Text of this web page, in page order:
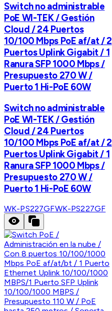
Switch no administrable
PoE WI-TEK / Gestión
Cloud / 24 Puertos
10/100 Mbps PoE af/at / 2
Puertos Uplink Gigabit / 1
Ranura SFP 1000 Mbps /
Presupuesto 270 W /
Puerto 1 Hi-PoE 60W
Switch no administrable
PoE WI-TEK / Gestión
Cloud / 24 Puertos
10/100 Mbps PoE af/at / 2
Puertos Uplink Gigabit / 1
Ranura SFP 1000 Mbps /
Presupuesto 270 W /
Puerto 1 Hi-PoE 60W
WK-PS227GFWK-PS227GF